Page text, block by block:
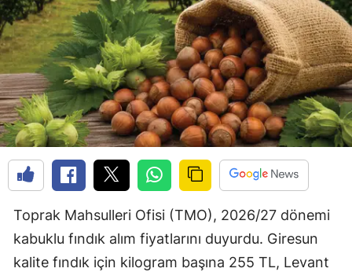
Toprak Mahsulleri Ofisi (TMO), 2026/27 dönemi
kabuklu fındık alım fiyatlarını duyurdu. Giresun
kalite fındık için kilogram başına 255 TL, Levant